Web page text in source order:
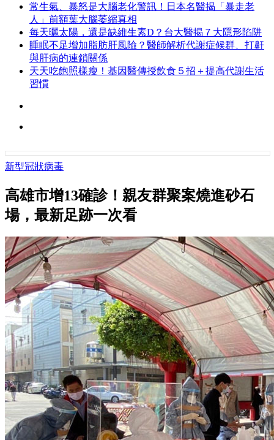
常生氣、暴怒是大腦老化警訊！日本名醫揭「暴走老
人」前額葉大腦萎縮真相
每天曬太陽，還是缺維生素D？台大醫揭７大隱形陷阱
睡眠不足增加脂肪肝風險？醫師解析代謝症候群、打鼾
與肝病的連鎖關係
天天吃飽照樣瘦！基因醫傳授飲食５招＋提高代謝生活
習慣
新型冠狀病毒
高雄市增13確診！親友群聚案燒進砂石
場，最新足跡一次看